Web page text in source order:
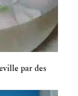
par des